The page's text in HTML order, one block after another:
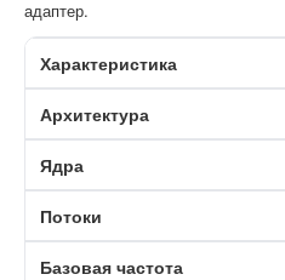
адаптер.
Характеристика
Архитектура
Ядра
Потоки
Базовая частота